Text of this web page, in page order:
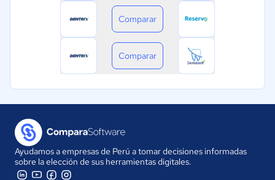
Comparar
Comparar
Ayudamos a empresas de Perú a tomar decisiones informadas
sobre la elección de sus herramientas digitales.